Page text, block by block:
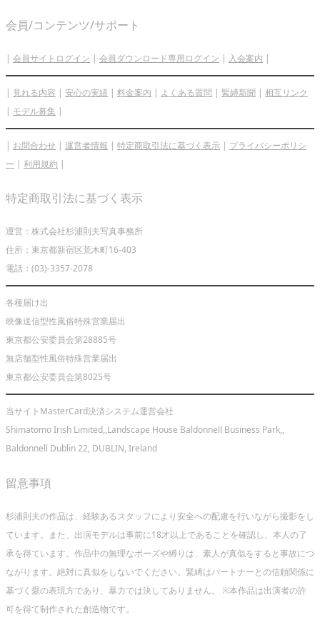
会員/コンテンツ/サポート
| 会員サイトログイン | 会員ダウンロード専用ログイン | 入会案内 |
| 見れる内容 | 安心の実績 | 料金案内 | よくある質問 | 緊縛新聞 | 相互リンク
| モデル募集 |
| お問合わせ | 運営者情報 | 特定商取引法に基づく表示 | プライバシーポリシ
ー | 利用規約 |
特定商取引法に基づく表示
運営：株式会社杉浦則夫写真事務所
住所：東京都新宿区荒木町16-403
電話：(03)-3357-2078
各種届け出
映像送信型性風俗特殊営業届出
東京都公安委員会第28885号
無店舗型性風俗特殊営業届出
東京都公安委員会第8025号
当サイトMasterCard決済システム運営会社
Shimatomo Irish Limited,,Landscape House Baldonnell Business Park,,
Baldonnell Dublin 22, DUBLIN, Ireland
留意事項
杉浦則夫の作品は、経験あるスタッフにより安全への配慮を行いながら撮影をし
ています。また、出演モデルは事前に18才以上であることを確認し、本人の了
承を得ています。作品中の無理なポーズや縛りは、素人が真似をすると事故につ
ながります。絶対に真似をしないでください。緊縛はパートナーとの信頼関係に
基づく愛の表現方であり、暴力では決してありません。 ※本作品は出演者の許
可を得て制作された創造物です。